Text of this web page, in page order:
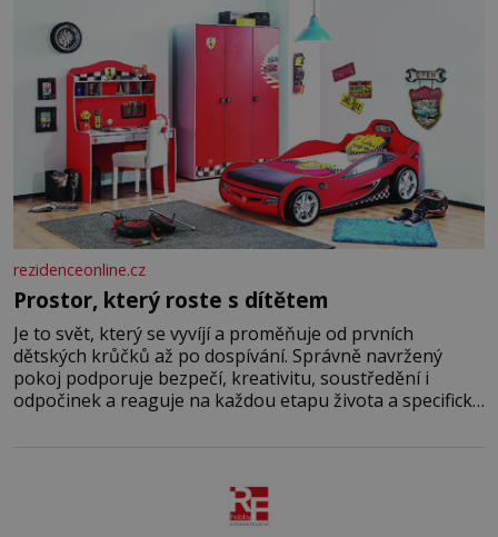
rezidenceonline.cz
Prostor, který roste s dítětem
Je to svět, který se vyvíjí a proměňuje od prvních
dětských krůčků až po dospívání. Správně navržený
pokoj podporuje bezpečí, kreativitu, soustředění i
odpočinek a reaguje na každou etapu života a specifické